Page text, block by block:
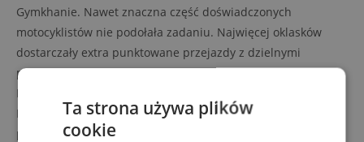
Gymkhanie. Nawet znaczna część doświadczonych
motocyklistów nie podołała zadaniu. Najwięcej oklasków
dostarczały extra punktowane przejazdy z dzielnymi
pasażerami. Furorę zrobił występ trenera ADV Academy
Rafała Sobczaka wespół z jego koleżanką Aleksandrą
Bobińską w roli aktywnego plecaka (oboje otrzymali srebrny
puchar). Dzięki tej parze mogliśmy oglądać zarówno
Ta strona używa plików
cookie